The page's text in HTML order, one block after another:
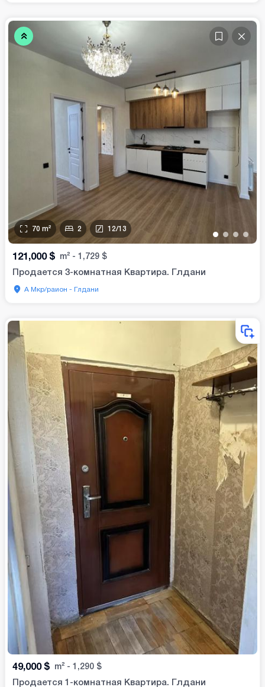
• • • •
70 m² 2 12/13
121,000 $ m² - 1,729 $
Продается 3-комнатная Квартира. Глдани
А Мкр/раион - Глдани
49,000 $ m² - 1,290 $
Продается 1-комнатная Квартира. Глдани